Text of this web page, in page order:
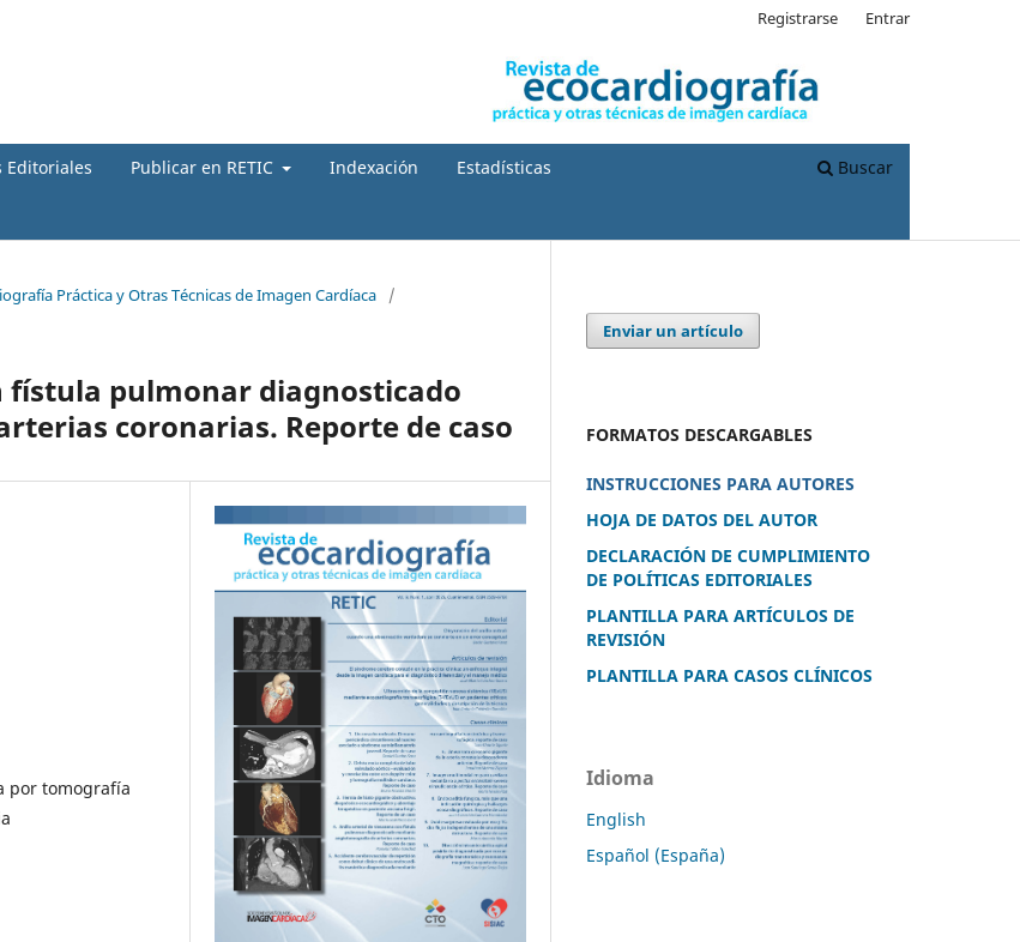
Editoriales Publicar en RETIC Indexación Estadísticas Buscar
Registrarse Entrar
Práctica y Otras Técnicas de Imagen Cardíaca
/
fístula pulmonar diagnosticado
coronarias. Reporte de caso
por tomografía
Enviar un artículo
FORMATOS DESCARGABLES
INSTRUCCIONES PARA AUTORES
HOJA DE DATOS DEL AUTOR
DECLARACIÓN DE CUMPLIMIENTO
DE POLÍTICAS EDITORIALES
PLANTILLA PARA ARTÍCULOS DE
REVISIÓN
PLANTILLA PARA CASOS CLÍNICOS
Idioma
English
Español (España)